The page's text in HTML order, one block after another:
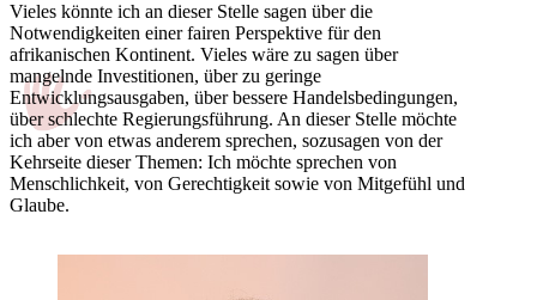
Vieles könnte ich an dieser Stelle sagen über die
Notwendigkeiten einer fairen Perspektive für den
afrikanischen Kontinent. Vieles wäre zu sagen über
mangelnde Investitionen, über zu geringe
Entwicklungsausgaben, über bessere Handelsbedingungen,
über schlechte Regierungsführung. An dieser Stelle möchte
ich aber von etwas anderem sprechen, sozusagen von der
Kehrseite dieser Themen: Ich möchte sprechen von
Menschlichkeit, von Gerechtigkeit sowie von Mitgefühl und
Glaube.